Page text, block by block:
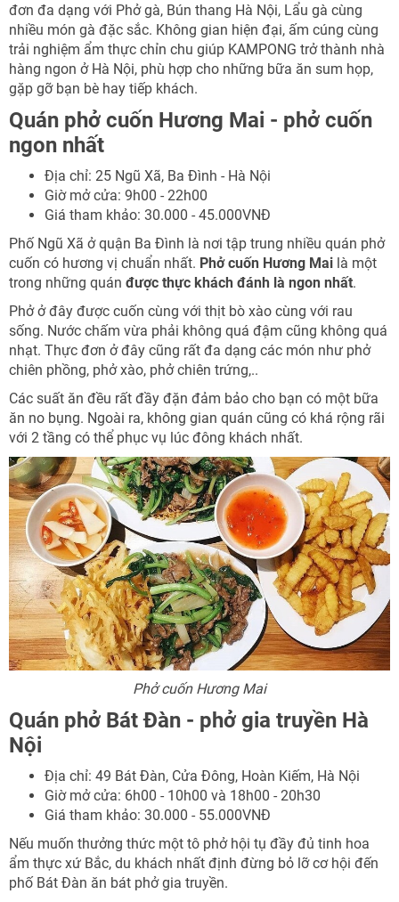
đơn đa dạng với Phở gà, Bún thang Hà Nội, Lẩu gà cùng
nhiều món gà đặc sắc. Không gian hiện đại, ấm cúng cùng
trải nghiệm ẩm thực chỉn chu giúp KAMPONG trở thành nhà
hàng ngon ở Hà Nội, phù hợp cho những bữa ăn sum họp,
gặp gỡ bạn bè hay tiếp khách.
Quán phở cuốn Hương Mai - phở cuốn
ngon nhất
Địa chỉ: 25 Ngũ Xã, Ba Đình - Hà Nội
Giờ mở cửa: 9h00 - 22h00
Giá tham khảo: 30.000 - 45.000VNĐ
Phố Ngũ Xã ở quận Ba Đình là nơi tập trung nhiều quán phở
cuốn có hương vị chuẩn nhất. Phở cuốn Hương Mai là một
trong những quán được thực khách đánh là ngon nhất.
Phở ở đây được cuốn cùng với thịt bò xào cùng với rau
sống. Nước chấm vừa phải không quá đậm cũng không quá
nhạt. Thực đơn ở đây cũng rất đa dạng các món như phở
chiên phồng, phở xào, phở chiên trứng,..
Các suất ăn đều rất đầy đặn đảm bảo cho bạn có một bữa
ăn no bụng. Ngoài ra, không gian quán cũng có khá rộng rãi
với 2 tầng có thể phục vụ lúc đông khách nhất.
Phở cuốn Hương Mai
Quán phở Bát Đàn - phở gia truyền Hà
Nội
Địa chỉ: 49 Bát Đàn, Cửa Đông, Hoàn Kiếm, Hà Nội
Giờ mở cửa: 6h00 - 10h00 và 18h00 - 20h30
Giá tham khảo: 30.000 - 55.000VNĐ
Nếu muốn thưởng thức một tô phở hội tụ đầy đủ tinh hoa
ẩm thực xứ Bắc, du khách nhất định đừng bỏ lỡ cơ hội đến
phố Bát Đàn ăn bát phở gia truyền.
Nhận ưu đãi ngay!
Nhận ưu đãi ngay
TƯ VẤN NGAY
TƯ VẤN NGAY